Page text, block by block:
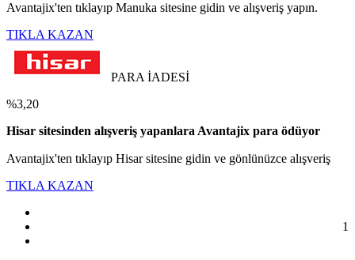
Avantajix'ten tıklayıp Manuka sitesine gidin ve alışveriş yapın.
TIKLA KAZAN
PARA İADESİ
%3,20
Hisar sitesinden alışveriş yapanlara Avantajix para ödüyor
Avantajix'ten tıklayıp Hisar sitesine gidin ve gönlünüzce alışveriş
TIKLA KAZAN
1